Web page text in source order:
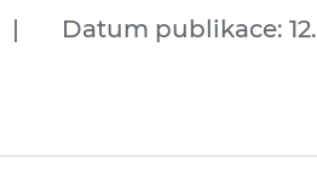
|
Datum publikace: 12.